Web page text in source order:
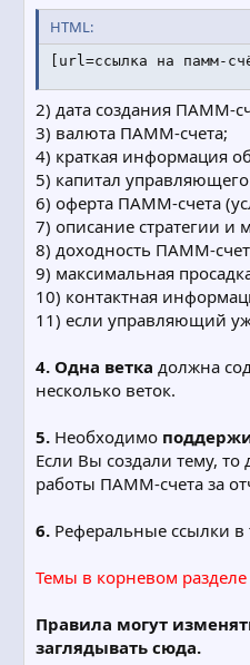
HTML:
[url=ссылка на памм-
2) дата создания ПАММ-
3) валюта ПАММ-счета;
4) краткая информация
5) капитал
6) оферта ПАММ-счета
7) описание стратегии
8) доходность ПАММ-
9) максимальная
10) контактная
11) если управляющий
4. Одна ветка должна
несколько веток.
5. Необходимо
Если Вы создали тему,
работы ПАММ-счета за
6. Реферальные ссылки в
Темы в корневом
Правила могут
заглядывать сюда.